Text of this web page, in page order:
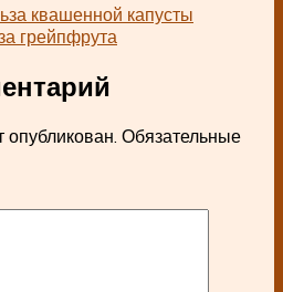
квашенной капусты
грейпфрута
Обязательные